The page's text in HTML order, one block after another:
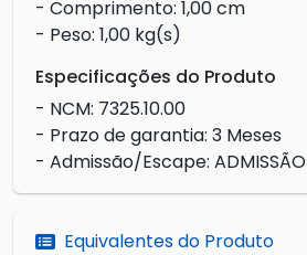
- Comprimento: 1,00 cm
- Peso: 1,00 kg(s)
Especificações do Produto
- NCM: 7325.10.00
- Prazo de garantia: 3 Meses
- Admissão/Escape: ADMISSÃO
Equivalentes do Produto